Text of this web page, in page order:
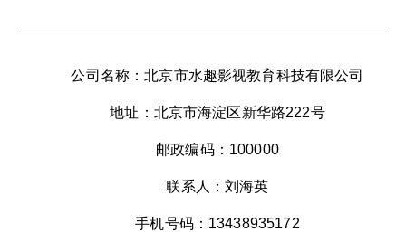
公司名称：北京市水趣影视教育科技有限公司
地址：北京市海淀区新华路222号
邮政编码：100000
联系人：刘海英
手机号码：13438935172